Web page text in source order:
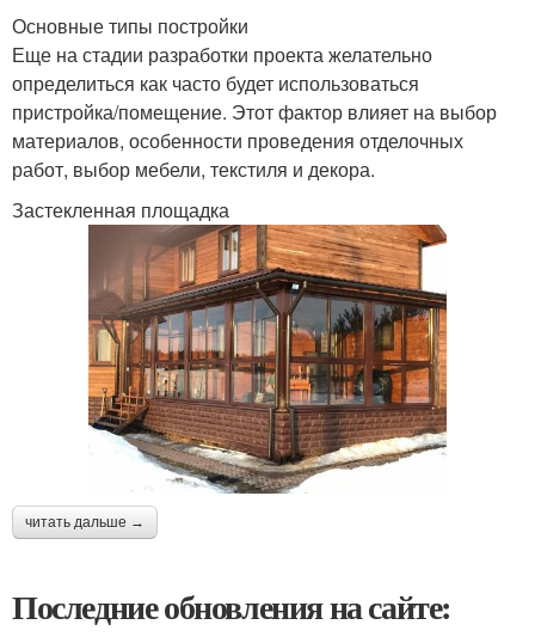
Основные типы постройки
Еще на стадии разработки проекта желательно
определиться как часто будет использоваться
пристройка/помещение. Этот фактор влияет на выбор
материалов, особенности проведения отделочных
работ, выбор мебели, текстиля и декора.
Застекленная площадка
читать дальше →
Последние обновления на сайте: